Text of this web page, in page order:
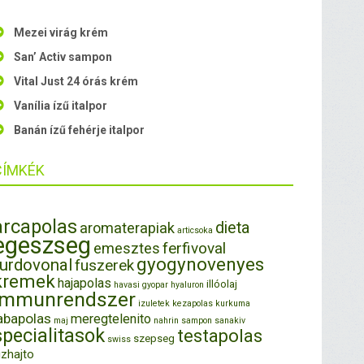
Mezei virág krém
San’ Activ sampon
Vital Just 24 órás krém
Vanília ízű italpor
Banán ízű fehérje italpor
aromaterapiak articsoka dieta
emesztesferfivoval
fuszerekgyogynovenyes
hajapolas havasi gyopar hyaluron illóolaj
izuletek kezapolas kurkuma
maj meregtelenito nahrin sampon sanakiv
swiss szepseg testapolas